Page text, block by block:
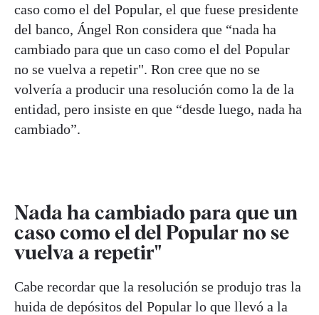
caso como el del Popular, el que fuese presidente
del banco, Ángel Ron considera que “nada ha
cambiado para que un caso como el del Popular
no se vuelva a repetir". Ron cree que no se
volvería a producir una resolución como la de la
entidad, pero insiste en que “desde luego, nada ha
cambiado”.
Nada ha cambiado para que un
caso como el del Popular no se
vuelva a repetir"
Cabe recordar que la resolución se produjo tras la
huida de depósitos del Popular lo que llevó a la